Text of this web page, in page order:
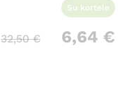
32,50€
Su kortele
6,64 €